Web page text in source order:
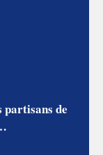
partisans de